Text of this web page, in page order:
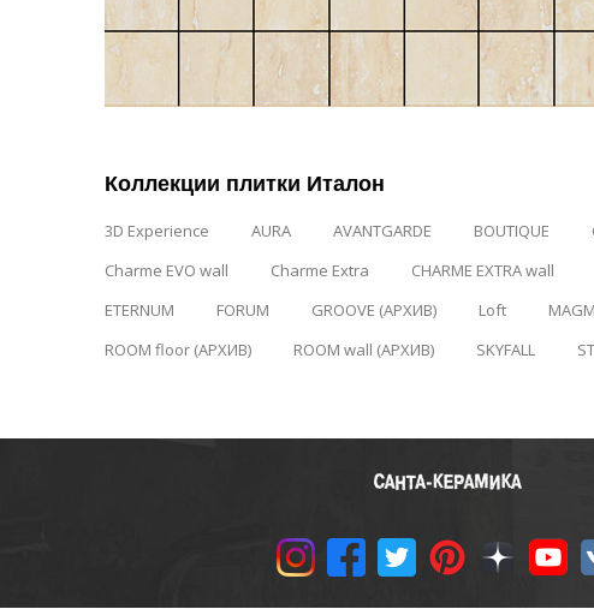
Коллекции плитки Италон
3D Experience AURA AVANTGARDE BOUTIQUE
Charme EVO wall
Charme Extra CHARME EXTRA wall
ETERNUM
FORUM GROOVE (АРХИВ) Loft
ROOM floor (АРХИВ)
ROOM wall (АРХИВ) SKYFALL